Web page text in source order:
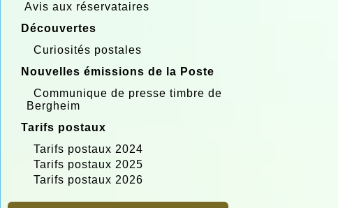
Avis aux réservataires
Découvertes
Curiosités postales
Nouvelles émissions de la Poste
Communique de presse timbre de
Bergheim
Tarifs postaux
Tarifs postaux 2024
Tarifs postaux 2025
Tarifs postaux 2026